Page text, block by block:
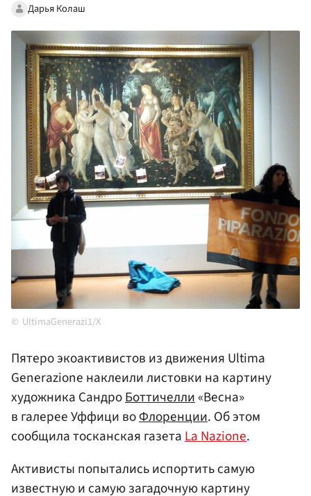
Дарья Колаш
UltimaGenerazi1/X
Пятеро экоактивистов из движения Ultima
Generazione наклеили листовки на картину
художника СандроБоттичелли«Весна»
в галерее Уффици воФлоренции. Об этом
сообщила тосканская газетаLa Nazione.
Активисты попытались испортить самую
известную и самую загадочную картину